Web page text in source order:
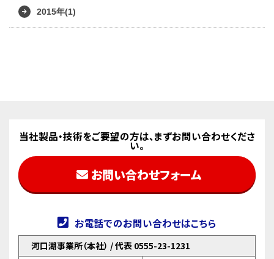
2015年(1)
当社製品・技術をご要望の方は、まずお問い合わせくださ
い。
お問い合わせフォーム
お電話でのお問い合わせはこちら
河口湖事業所（本社） / 代表 0555-23-1231